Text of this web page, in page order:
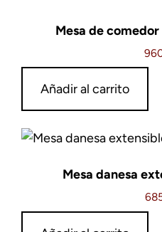
Mesa de
Añadir al carrito
Mesa danesa